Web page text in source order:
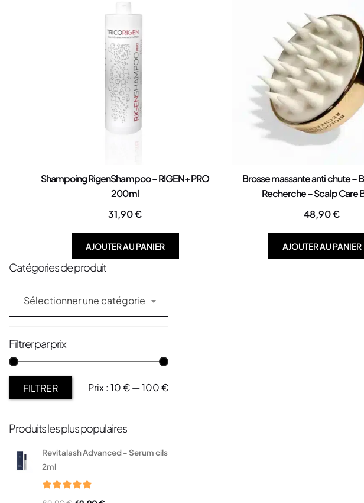
Shampoing RigenShampoo – RIGEN+ PRO
200ml
31,90€
AJOUTER AU PANIER
Brosse massante anti chute –
Recherche – Scalp Care
48,90€
AJOUTER AU PANIER
Catégories de produit
Sélectionner une catégorie
Filtrer par prix
FILTRER Prix : 10 €—100 €
Produits les plus populaires
Revitalash Advanced - Serum cils
2ml
Note5.00